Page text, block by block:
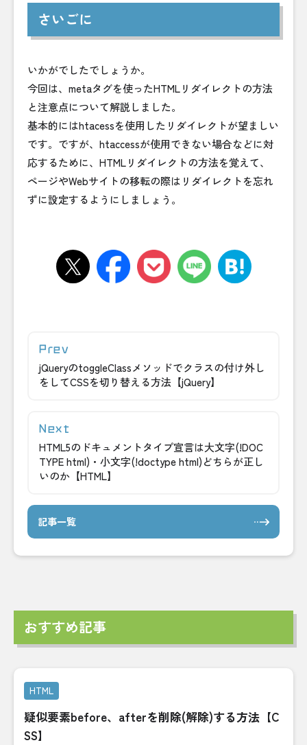
さいごに
いかがでしたでしょうか。
今回は、metaタグを使ったHTMLリダイレクトの方法
と注意点について解説しました。
基本的にはhtacessを使用したリダイレクトが望ましい
です。ですが、htaccessが使用できない場合などに対
応するために、HTMLリダイレクトの方法を覚えて、
ページやWebサイトの移転の際はリダイレクトを忘れ
ずに設定するようにしましょう。
jQueryのtoggleClassメソッドでクラスの付け外し
をしてCSSを切り替える方法【jQuery】
HTML5のドキュメントタイプ宣言は大文字(!DOC
TYPE html)・小文字(!doctype html)どちらが正し
いのか【HTML】
記事一覧
おすすめ記事
HTML
疑似要素before、afterを削除(解除)する方法【C
SS】